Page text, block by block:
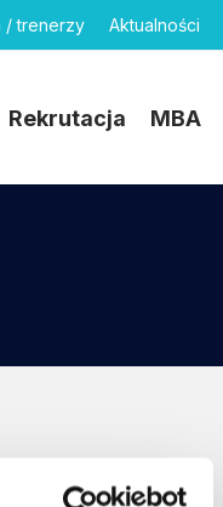
/ trenerzy Aktualności
Rekrutacja MBA